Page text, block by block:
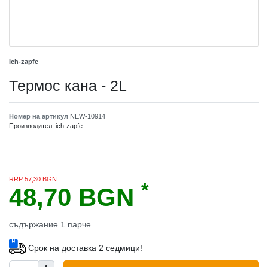
Ich-zapfe
Термос кана - 2L
Номер на артикул NEW-10914
Производител: ich-zapfe
RRP 57,30 BGN
48,70 BGN *
съдържание 1 парче
Срок на доставка 2 седмици!